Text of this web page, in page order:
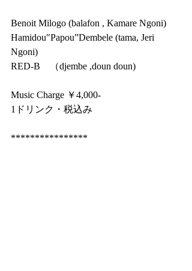
Benoit Milogo (balafon , Kamare Ngoni)
Hamidou"Papou”Dembele (tama, Jeri
Ngoni)
RED-B　（djembe ,doun doun)
Music Charge ￥4,000-
1ドリンク・税込み
****************